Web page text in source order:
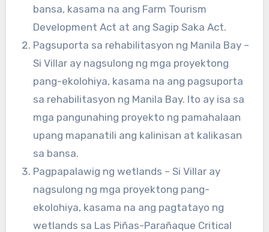
bansa, kasama na ang Farm Tourism
Development Act at ang Sagip Saka Act.
Pagsuporta sa rehabilitasyon ng Manila Bay –
Si Villar ay nagsulong ng mga proyektong
pang-ekolohiya, kasama na ang pagsuporta
sa rehabilitasyon ng Manila Bay. Ito ay isa sa
mga pangunahing proyekto ng pamahalaan
upang mapanatili ang kalinisan at kalikasan
sa bansa.
Pagpapalawig ng wetlands – Si Villar ay
nagsulong ng mga proyektong pang-
ekolohiya, kasama na ang pagtatayo ng
wetlands sa Las Piñas-Parañaque Critical